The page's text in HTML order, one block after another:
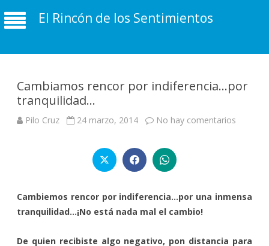
El Rincón de los Sentimientos
Cambiamos rencor por indiferencia…por
tranquilidad…
Pilo Cruz 24 marzo, 2014 No hay comentarios
Cambiemos rencor por indiferencia…por una inmensa
tranquilidad…¡No está nada mal el cambio!
De quien recibiste algo negativo, pon distancia para